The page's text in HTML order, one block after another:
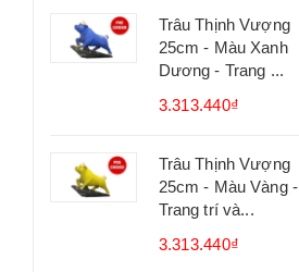
Trâu Thịnh Vượng
25cm - Màu Xanh
Dương - Trang ...
3.313.440₫
Trâu Thịnh Vượng
25cm - Màu Vàng -
Trang trí và...
3.313.440₫